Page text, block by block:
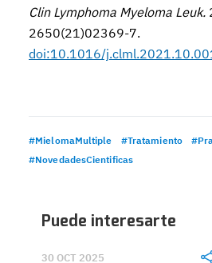
Clin Lymphoma Myeloma Leuk.
2650(21)02369-7.
doi:10.1016/
#MielomaMultiple #Tratamiento
#NovedadesCientificas
Puede interesarte
30 OCT 2025